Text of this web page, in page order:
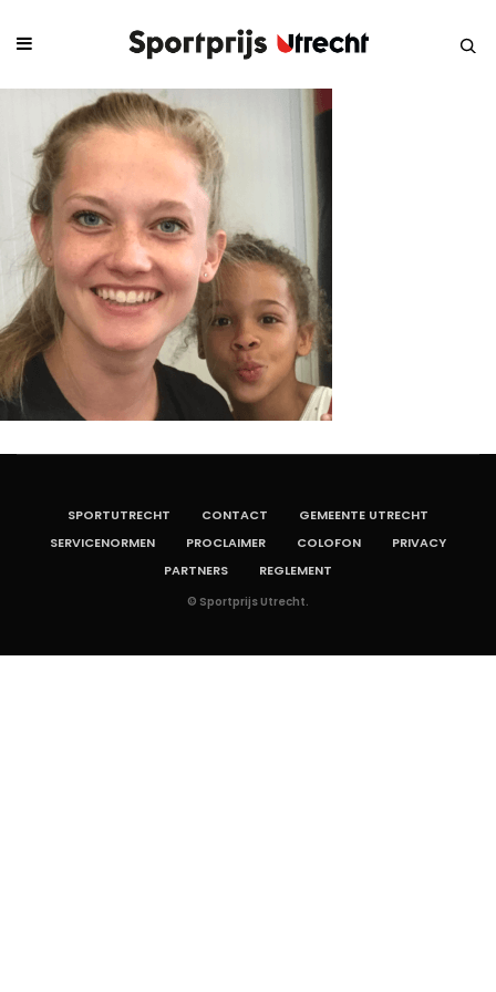
SPORTUTRECHT CONTACT
GEMEENTE UTRECHT
SERVICENORMEN
PROCLAIMER COLOFON
PRIVACY
PARTNERS
REGLEMENT
© Sportprijs Utrecht.